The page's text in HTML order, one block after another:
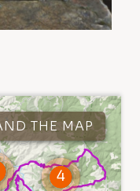
175
THE MAP